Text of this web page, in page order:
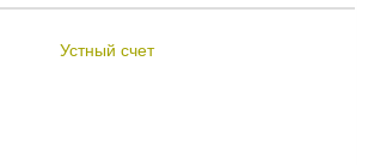
Устный счет